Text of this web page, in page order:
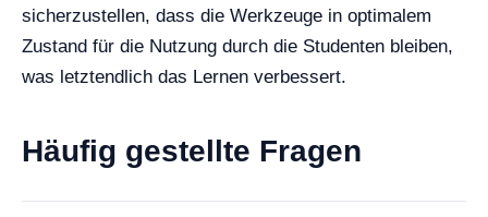
sicherzustellen, dass die Werkzeuge in optimalem
Zustand für die Nutzung durch die Studenten bleiben,
was letztendlich das Lernen verbessert.
Häufig gestellte Fragen